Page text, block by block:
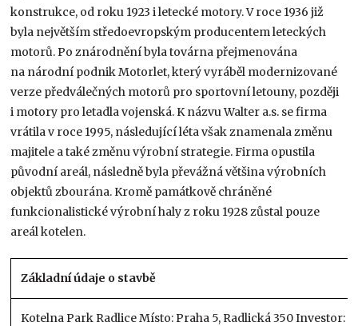
konstrukce, od roku 1923 i letecké motory. V roce 1936 již
byla největším středoevropským producentem leteckých
motorů. Po znárodnění byla továrna přejmenována
na národní podnik Motorlet, který vyráběl modernizované
verze předválečných motorů pro sportovní letouny, později
i motory pro letadla vojenská. K názvu Walter a.s. se firma
vrátila v roce 1995, následující léta však znamenala změnu
majitele a také změnu výrobní strategie. Firma opustila
původní areál, následně byla převážná většina výrobních
objektů zbourána. Kromě památkově chráněné
funkcionalistické výrobní haly z roku 1928 zůstal pouze
areál kotelen.
Základní údaje o stavbě
Kotelna Park Radlice Místo: Praha 5, Radlická 350 Investor: